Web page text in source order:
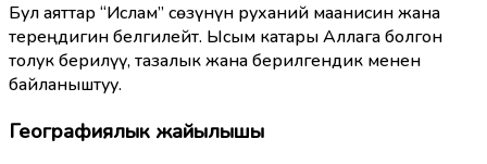
Бул аяттар “Ислам” сөзүнүн руханий маанисин жана
тереңдигин белгилейт. Ысым катары Аллага болгон
толук берилүү, тазалык жана берилгендик менен
байланыштуу.
Географиялык жайылышы